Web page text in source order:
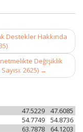
Destekler Hakkında
Değişiklik
2625) →
47.6085
47.5229
54.8736
54.7749
64.1203
63.7878